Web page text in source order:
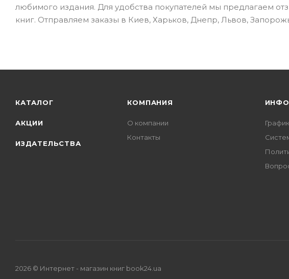
любимого издания. Для удобства покупателей мы предлагаем
книг. Отправляем заказы в Киев, Харьков, Днепр, Львов,
КАТАЛОГ
АКЦИИ
ИЗДАТЕЛЬСТВА
КОМПАНИЯ
О компании
Контакты
2026 © Интернет - магазин книг book24.ua